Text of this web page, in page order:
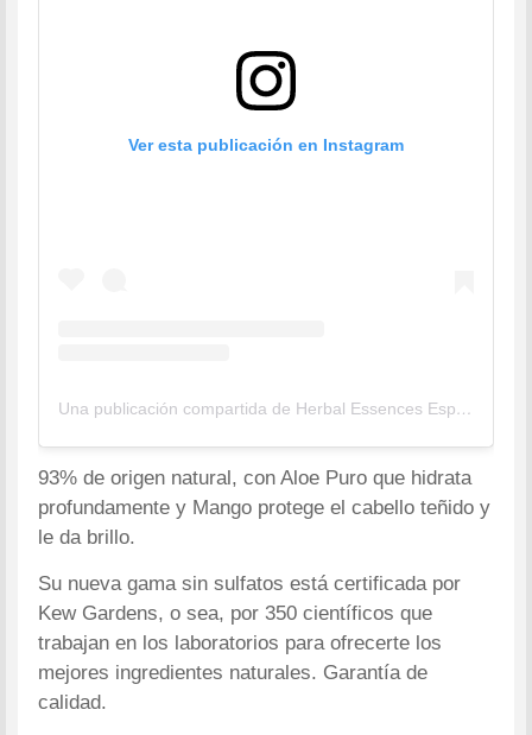
Ver esta publicación en Instagram
Una publicación compartida de Herbal Essences España (@herbalessences_es)
93% de origen natural, con Aloe Puro que hidrata
profundamente y Mango protege el cabello teñido y
le da brillo.
Su nueva gama sin sulfatos está certificada por
Kew Gardens, o sea, por 350 científicos que
trabajan en los laboratorios para ofrecerte los
mejores ingredientes naturales. Garantía de
calidad.